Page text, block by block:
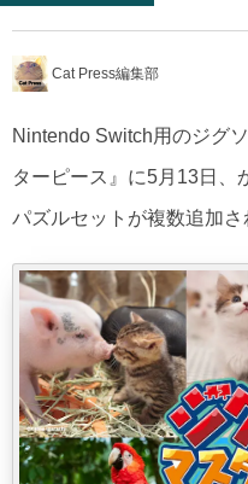
Cat Press編集部
Nintendo Switch用のジグ
ターピース』に5月13日、
パズルセットが複数追加さ